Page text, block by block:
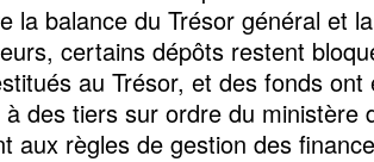
la balance du Trésor général et
certains dépôts restent
au Trésor, et des fonds
à des tiers sur ordre du ministère
aux règles de gestion des